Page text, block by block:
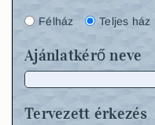
Félház Teljes ház
Ajánlatkérő neve
Tervezett érkezés